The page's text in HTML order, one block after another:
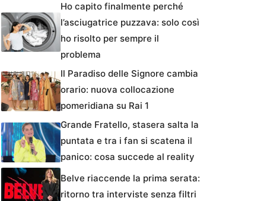
Ho capito finalmente perché
l’asciugatrice puzzava: solo così
ho risolto per sempre il
problema
Il Paradiso delle Signore cambia
orario: nuova collocazione
pomeridiana su Rai 1
Grande Fratello, stasera salta la
puntata e tra i fan si scatena il
panico: cosa succede al reality
Belve riaccende la prima serata:
ritorno tra interviste senza filtri